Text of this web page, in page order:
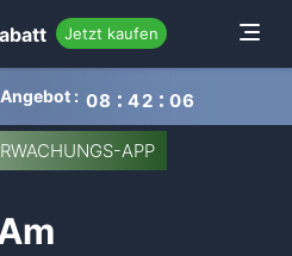
Toggle
Jetzt kaufen
: 08 4 2 05
APP